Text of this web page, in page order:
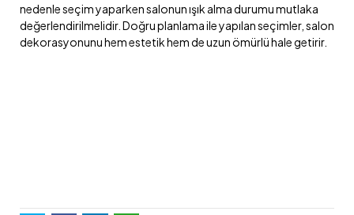
nedenle seçim yaparken salonun ışık alma durumu mutlaka
değerlendirilmelidir. Doğru planlama ile yapılan seçimler, salon
dekorasyonunu hem estetik hem de uzun ömürlü hale getirir.